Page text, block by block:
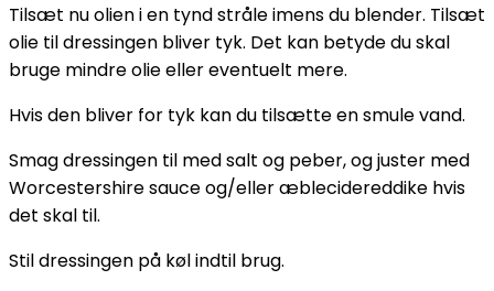
Tilsæt nu olien i en tynd stråle imens du blender. Tilsæt
olie til dressingen bliver tyk. Det kan betyde du skal
bruge mindre olie eller eventuelt mere.
Hvis den bliver for tyk kan du tilsætte en smule vand.
Smag dressingen til med salt og peber, og juster med
Worcestershire sauce og/eller æblecidereddike hvis
det skal til.
Stil dressingen på køl indtil brug.